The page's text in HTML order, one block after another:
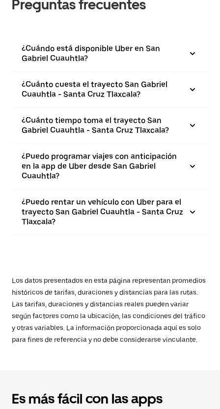
Preguntas frecuentes
¿Cuándo está disponible Uber en San
Gabriel Cuauhtla?
¿Cuánto cuesta el trayecto San Gabriel
Cuauhtla - Santa Cruz Tlaxcala?
¿Cuánto tiempo toma el trayecto San
Gabriel Cuauhtla - Santa Cruz Tlaxcala?
¿Puedo programar viajes con anticipación
en la app de Uber desde San Gabriel
Cuauhtla?
¿Puedo rentar un vehículo con Uber para el
trayecto San Gabriel Cuauhtla - Santa Cruz
Tlaxcala?
Los datos presentados en esta página representan promedios
históricos de tarifas, duraciones y distancias para las rutas.
Las tarifas, duraciones y distancias reales pueden variar
según factores como la ubicación, las condiciones del tráfico
y otras variables. La información proporcionada aquí es solo
para fines de referencia y no debe considerarse vinculante.
Es más fácil con las apps